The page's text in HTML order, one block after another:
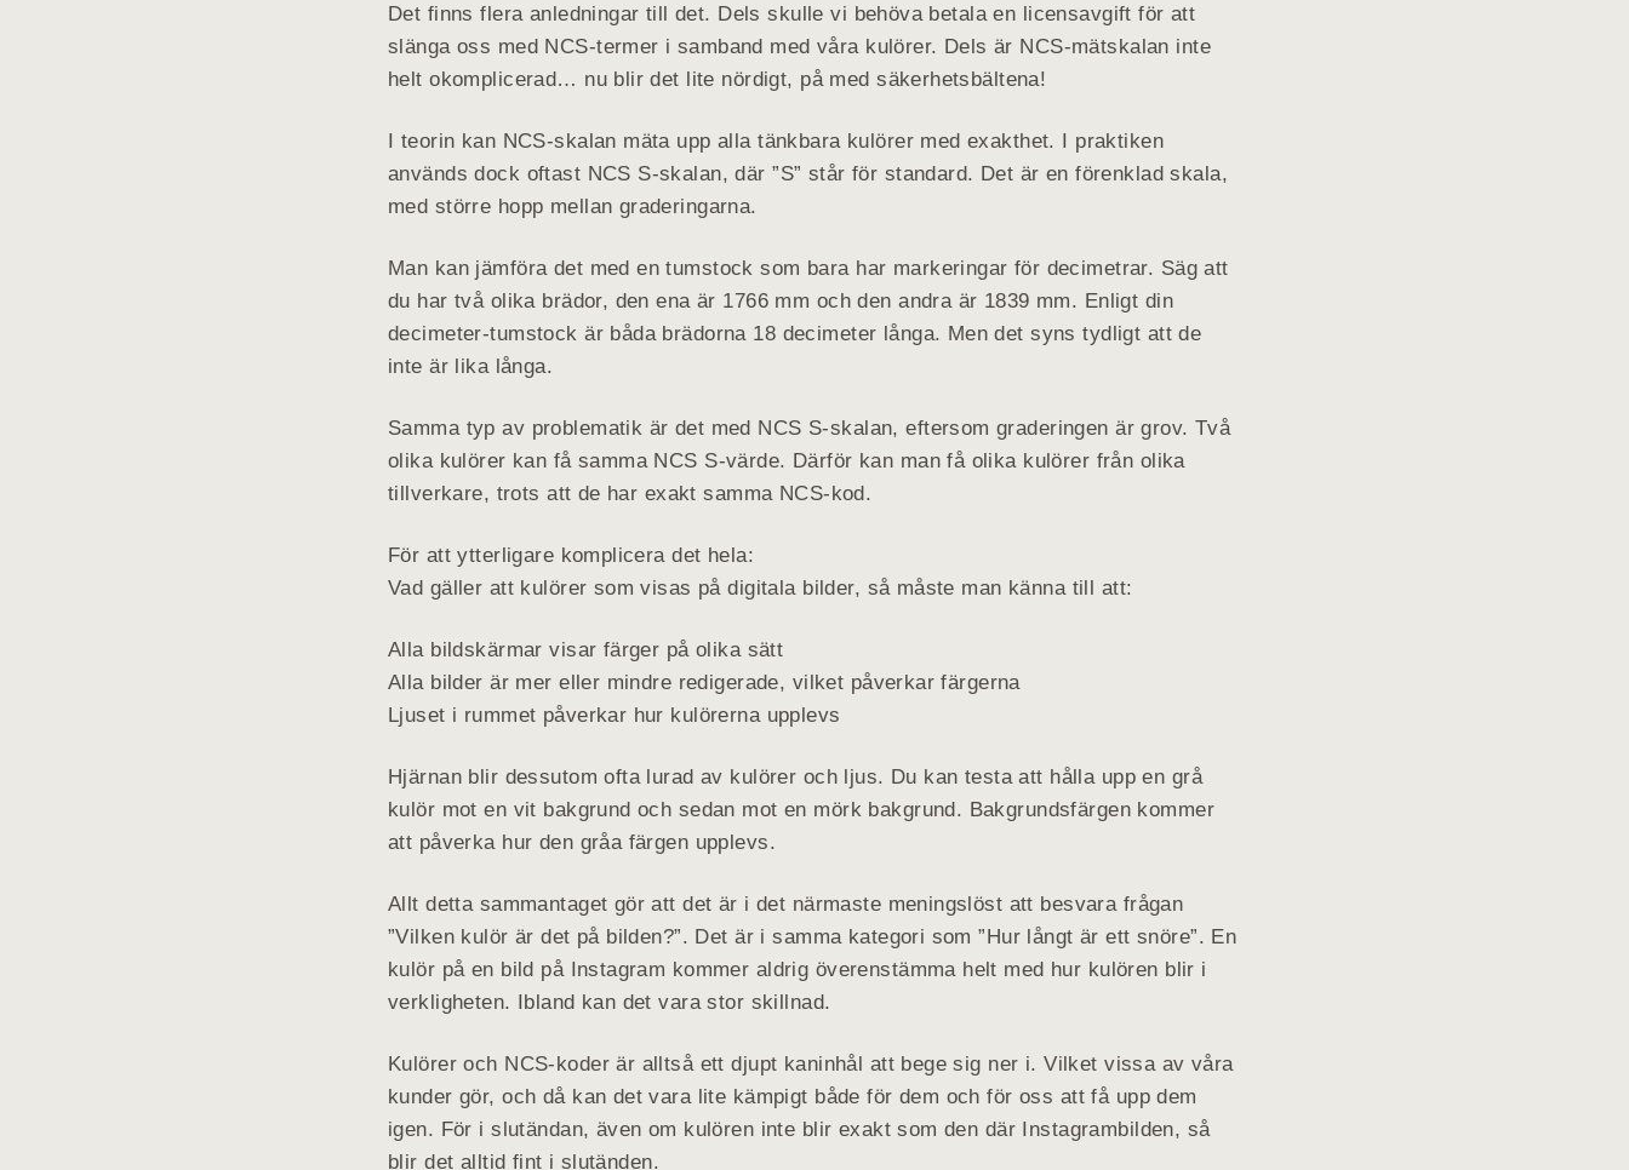
Det finns flera anledningar till det. Dels skulle vi behöva betala en licensavgift för att
slänga oss med NCS-termer i samband med våra kulörer. Dels är NCS-mätskalan inte
helt okomplicerad… nu blir det lite nördigt, på med säkerhetsbältena!
I teorin kan NCS-skalan mäta upp alla tänkbara kulörer med exakthet. I praktiken
används dock oftast NCS S-skalan, där ”S” står för standard. Det är en förenklad skala,
med större hopp mellan graderingarna.
Man kan jämföra det med en tumstock som bara har markeringar för decimetrar. Säg att
du har två olika brädor, den ena är 1766 mm och den andra är 1839 mm. Enligt din
decimeter-tumstock är båda brädorna 18 decimeter långa. Men det syns tydligt att de
inte är lika långa.
Samma typ av problematik är det med NCS S-skalan, eftersom graderingen är grov. Två
olika kulörer kan få samma NCS S-värde. Därför kan man få olika kulörer från olika
tillverkare, trots att de har exakt samma NCS-kod.
För att ytterligare komplicera det hela:
Vad gäller att kulörer som visas på digitala bilder, så måste man känna till att:
Alla bildskärmar visar färger på olika sätt
Alla bilder är mer eller mindre redigerade, vilket påverkar färgerna
Ljuset i rummet påverkar hur kulörerna upplevs
Hjärnan blir dessutom ofta lurad av kulörer och ljus. Du kan testa att hålla upp en grå
kulör mot en vit bakgrund och sedan mot en mörk bakgrund. Bakgrundsfärgen kommer
att påverka hur den gråa färgen upplevs.
Allt detta sammantaget gör att det är i det närmaste meningslöst att besvara frågan
”Vilken kulör är det på bilden?”. Det är i samma kategori som ”Hur långt är ett snöre”. En
kulör på en bild på Instagram kommer aldrig överenstämma helt med hur kulören blir i
verkligheten. Ibland kan det vara stor skillnad.
Kulörer och NCS-koder är alltså ett djupt kaninhål att bege sig ner i. Vilket vissa av våra
kunder gör, och då kan det vara lite kämpigt både för dem och för oss att få upp dem
igen. För i slutändan, även om kulören inte blir exakt som den där Instagrambilden, så
blir det alltid fint i slutänden.